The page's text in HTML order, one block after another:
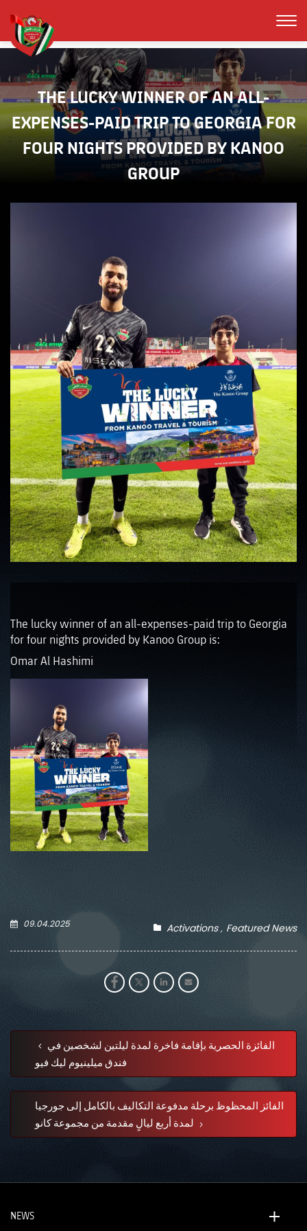
THE LUCKY WINNER OF AN ALL-
EXPENSES-PAID TRIP TO GEORGIA FOR
FOUR NIGHTS PROVIDED BY KANOO
GROUP
The lucky winner of an all-expenses-paid trip to Georgia
for four nights provided by Kanoo Group is:
Omar Al Hashimi
09.04.2025 Activations Featured News
فندق ميلينيوم ليك فيو
الفائز المحظوظ برحلة مدفوعة التكاليف بالكامل إلى جورجيا
NEWS